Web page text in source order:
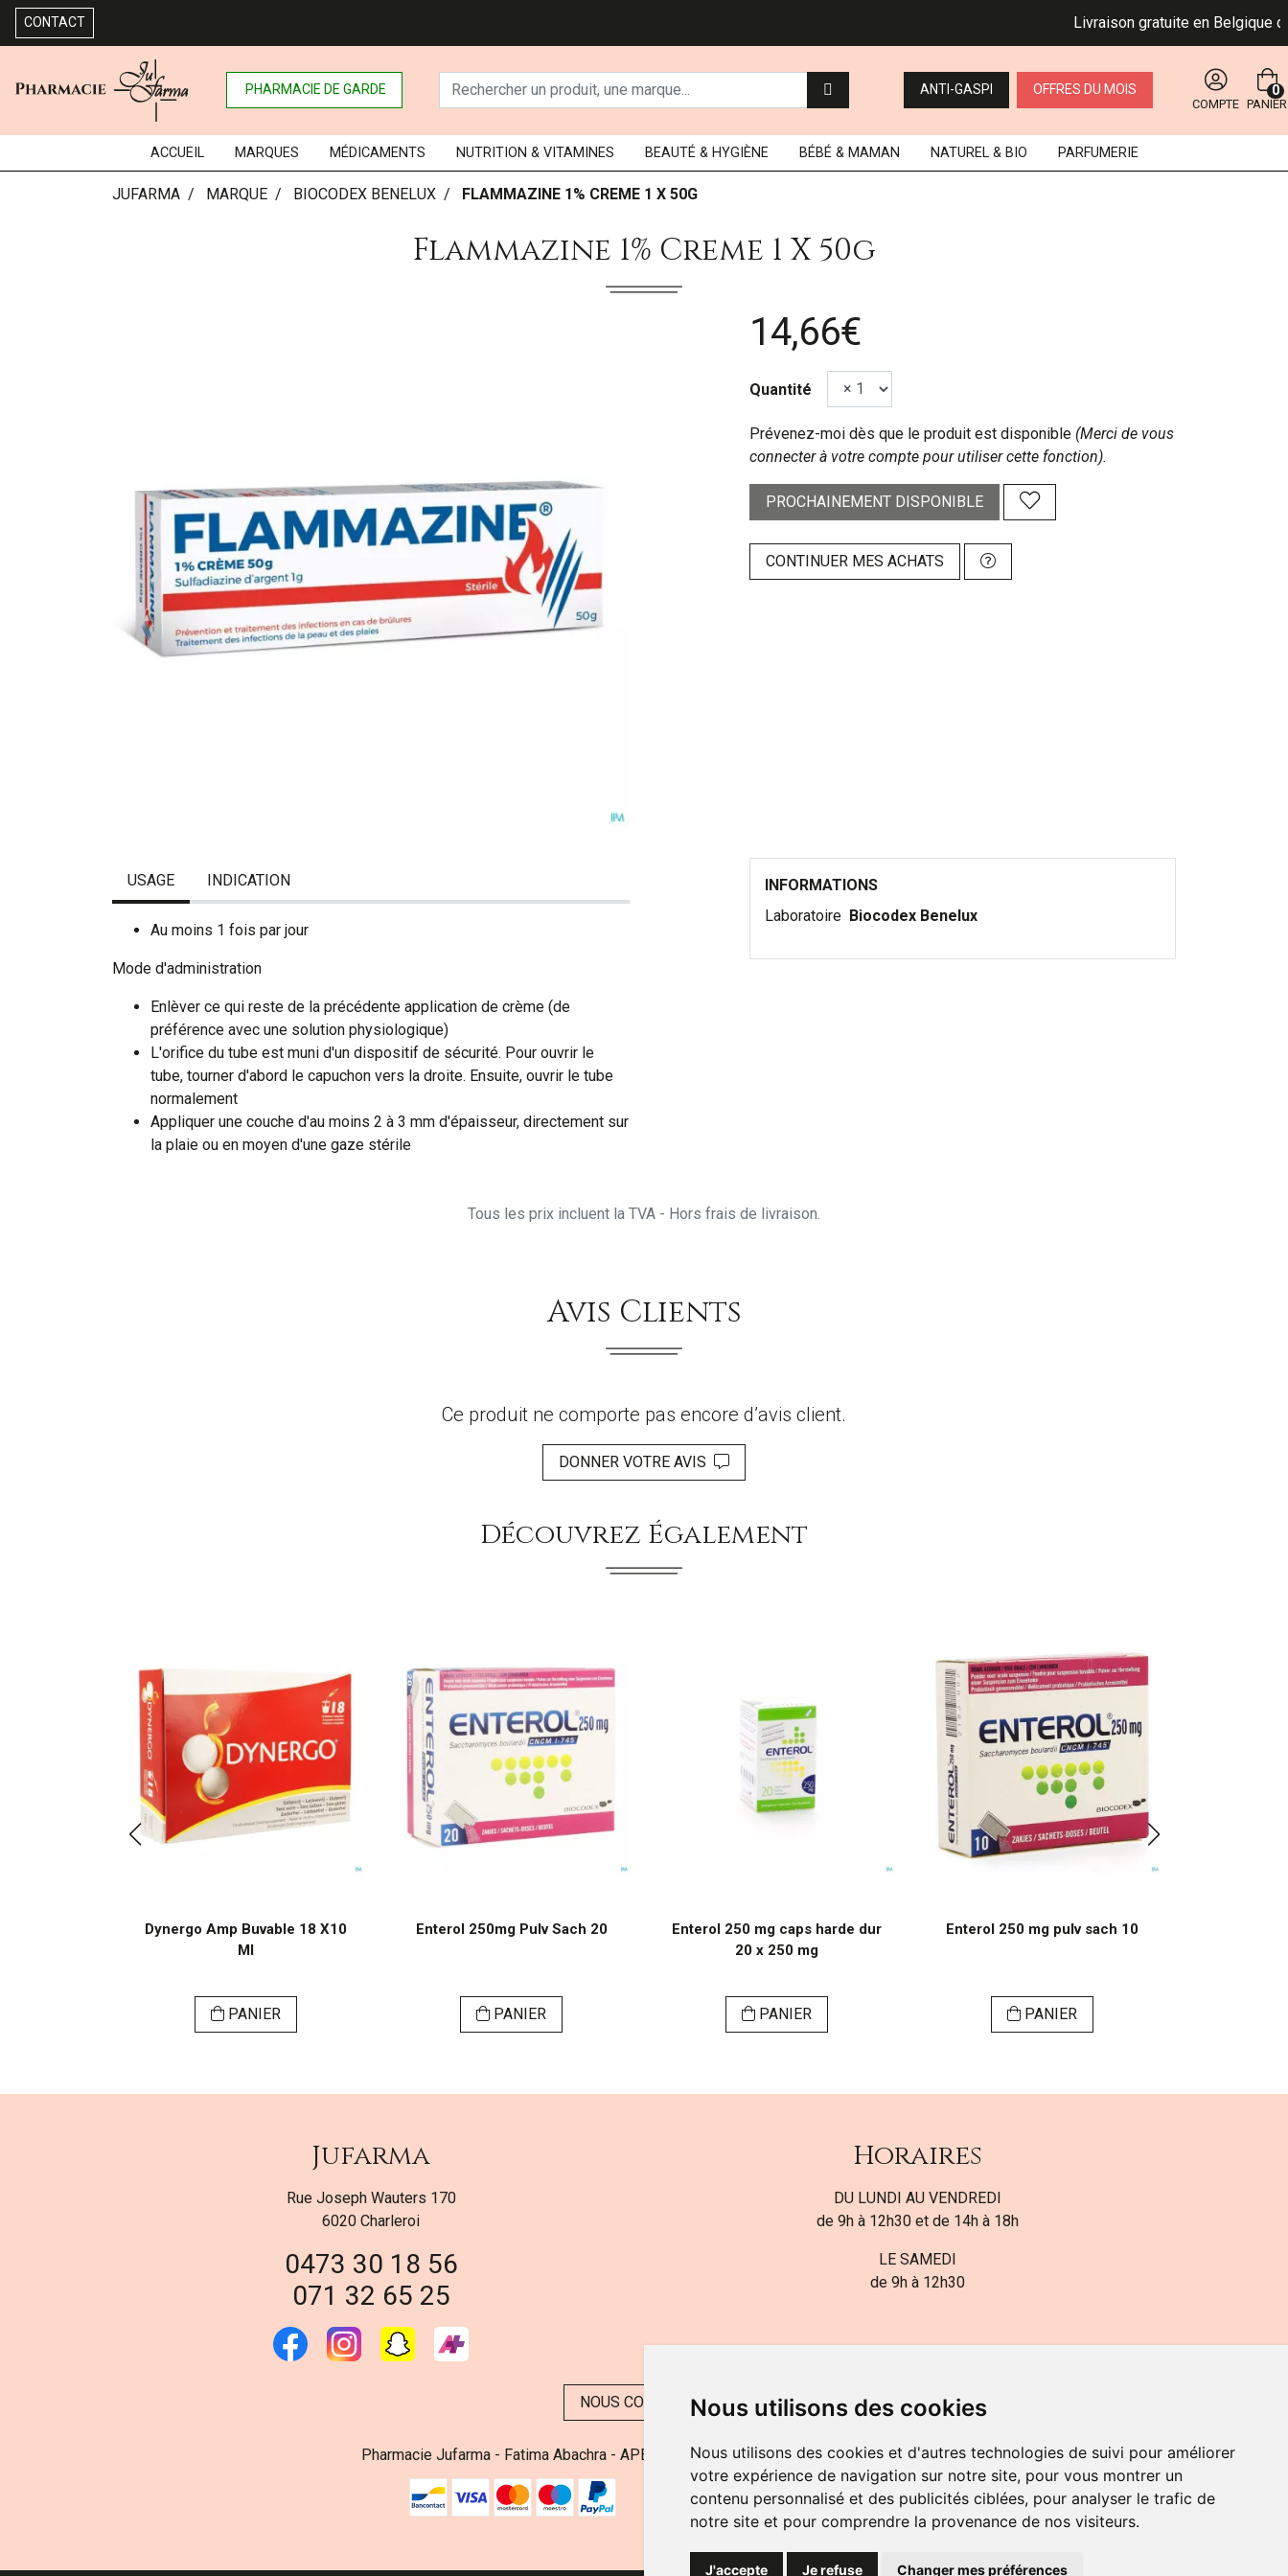
Nous utilisons des cookies
Nous utilisons des cookies et d'autres technologies de suivi pour améliorer
votre expérience de navigation sur notre site, pour vous montrer un
contenu personnalisé et des publicités ciblées, pour analyser le trafic de
notre site et pour comprendre la provenance de nos visiteurs.
J'accepte Je refuse Changer mes préférences
CONTACT Livraison gratuite en Belgique
PHARMACIE DE GARDE ANTI-GASPI OFFRES DU MOIS
COMPTE PANIER
0
ACCUEIL MARQUES MÉDICAMENTS NUTRITION & VITAMINES BEAUTÉ & HYGIÈNE BÉBÉ & MAMAN NATUREL & BIO PARFUMERIE
JUFARMA MARQUE BIOCODEX BENELUX FLAMMAZINE 1% CREME 1 X 50G
Flammazine 1% Creme 1 X 50g
14,66€
Quantité
Prévenez-moi dès que le produit est disponible (Merci de vous
connecter à votre compte pour utiliser cette fonction).
PROCHAINEMENT DISPONIBLE
CONTINUER MES ACHATS
USAGE INDICATION
Au moins 1 fois par jour
Mode d'administration
Enlèver ce qui reste de la précédente application de crème (de
préférence avec une solution physiologique)
L'orifice du tube est muni d'un dispositif de sécurité. Pour ouvrir le
tube, tourner d'abord le capuchon vers la droite. Ensuite, ouvrir le tube
normalement
Appliquer une couche d'au moins 2 à 3 mm d'épaisseur, directement sur
la plaie ou en moyen d'une gaze stérile
INFORMATIONS
Laboratoire Biocodex Benelux
Tous les prix incluent la TVA - Hors frais de livraison.
Avis Clients
Ce produit ne comporte pas encore d’avis client.
DONNER VOTRE AVIS
Découvrez Également
Dynergo Amp Buvable 18 X10
Ml
PANIER
Enterol 250mg Pulv Sach 20
PANIER
Enterol 250 mg caps harde dur
20 x 250 mg
PANIER
Enterol 250 mg pulv sach 10
PANIER
Jufarma
Rue Joseph Wauters 170
6020 Charleroi
0473 30 18 56
071 32 65 25
Horaires
DU LUNDI AU VENDREDI
de 9h à 12h30 et de 14h à 18h
LE SAMEDI
de 9h à 12h30
NOUS CONTACTER
Pharmacie Jufarma - Fatima Abachra - APB 521704 - N° Entreprise BE0882-700-592